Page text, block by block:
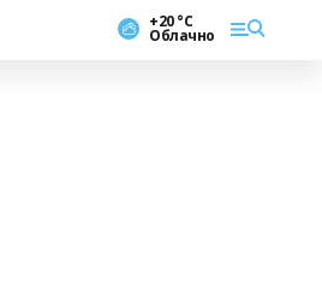
+20 °С
Облачно